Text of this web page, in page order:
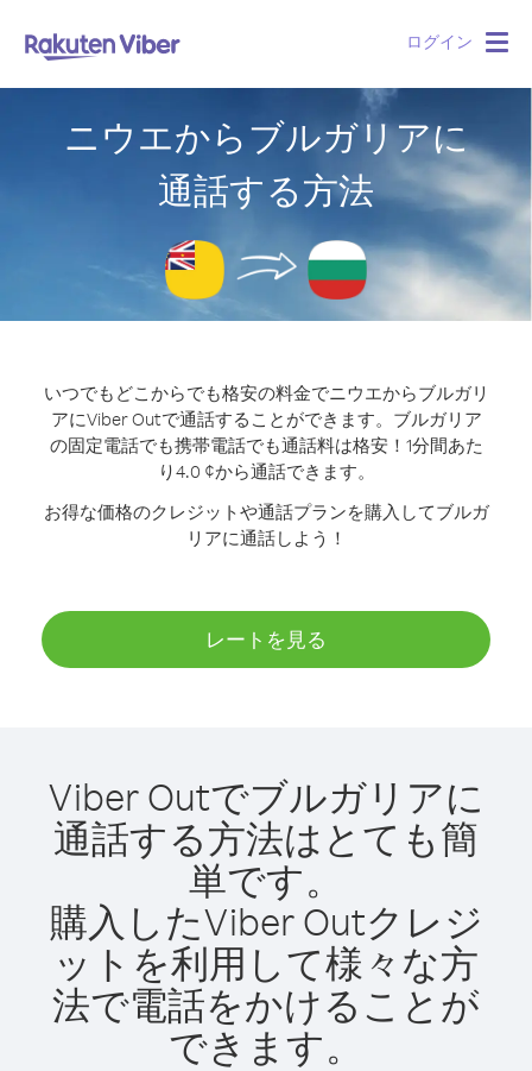
ログイン
ニウエからブルガリアに
通話する方法
いつでもどこからでも格安の料金でニウエからブルガリ
アにViber Outで通話することができます。 ブルガリア
の固定電話でも携帯電話でも通話料は格安！1分間あた
り4.0 ¢から通話できます。
お得な価格のクレジットや通話プランを購入してブルガ
リアに通話しよう！
レートを見る
Viber Outでブルガリアに
通話する方法はとても簡
単です。
購入したViber Outクレジ
ットを利用して様々な方
法で電話をかけることが
できます。